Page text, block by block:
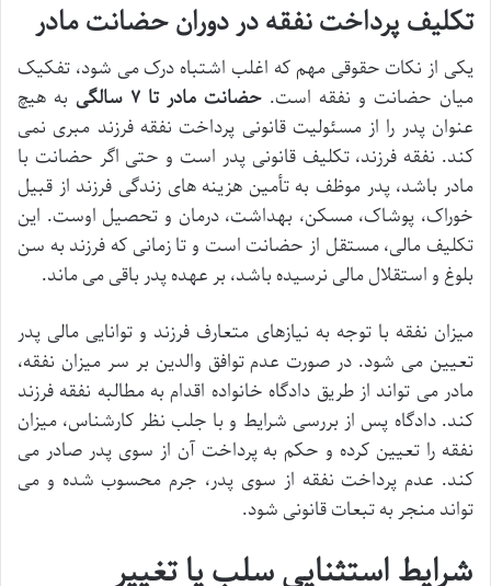
تکلیف پرداخت نفقه در دوران حضانت مادر
یکی از نکات حقوقی مهم که اغلب اشتباه درک می شود، تفکیک
میان حضانت و نفقه است. حضانت مادر تا ۷ سالگی
به هیچ
عنوان پدر را از مسئولیت قانونی پرداخت نفقه فرزند مبری نمی
کند. نفقه فرزند، تکلیف قانونی پدر است و حتی اگر حضانت با
مادر باشد، پدر موظف به تأمین هزینه های زندگی فرزند از قبیل
خوراک، پوشاک، مسکن، بهداشت، درمان و تحصیل اوست. این
تکلیف مالی، مستقل از حضانت است و تا زمانی که فرزند به سن
بلوغ و استقلال مالی نرسیده باشد، بر عهده پدر باقی می ماند.
میزان نفقه با توجه به نیازهای متعارف فرزند و توانایی مالی پدر
تعیین می شود. در صورت عدم توافق والدین بر سر میزان نفقه،
مادر می تواند از طریق دادگاه خانواده اقدام به مطالبه نفقه فرزند
کند. دادگاه پس از بررسی شرایط و با جلب نظر کارشناس، میزان
نفقه را تعیین کرده و حکم به پرداخت آن از سوی پدر صادر می
کند. عدم پرداخت نفقه از سوی پدر، جرم محسوب شده و می
تواند منجر به تبعات قانونی شود.
شرایط استثنایی سلب یا تغییر